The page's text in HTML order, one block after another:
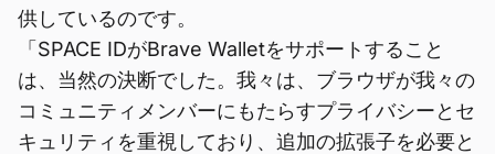
供しているのです。
「SPACE IDがBrave Walletをサポートすること
は、当然の決断でした。我々は、ブラウザが我々の
コミュニティメンバーにもたらすプライバシーとセ
キュリティを重視しており、追加の拡張子を必要と